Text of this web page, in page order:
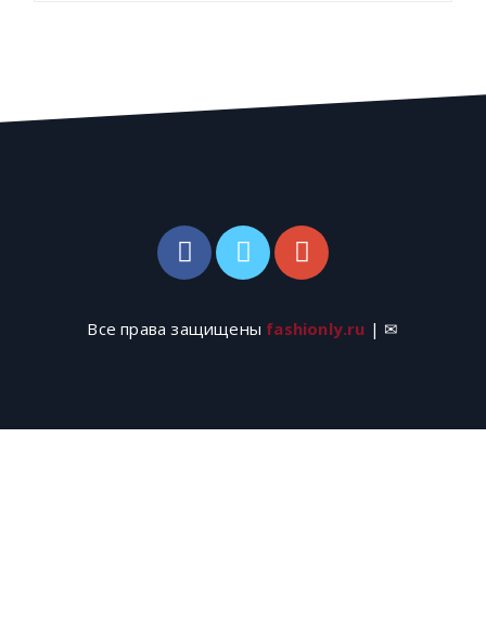
Все права защищены fashionly.ru | ✉